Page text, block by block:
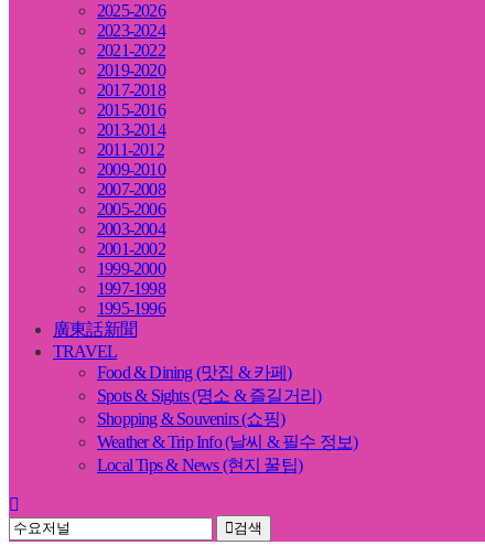
2025-2026
2023-2024
2021-2022
2019-2020
2017-2018
2015-2016
2013-2014
2011-2012
2009-2010
2007-2008
2005-2006
2003-2004
2001-2002
1999-2000
1997-1998
1995-1996
廣東話新聞
TRAVEL
Food & Dining (맛집 & 카페)
Spots & Sights (명소 & 즐길거리)
Shopping & Souvenirs (쇼핑)
Weather & Trip Info (날씨 & 필수 정보)
Local Tips & News (현지 꿀팁)
검색